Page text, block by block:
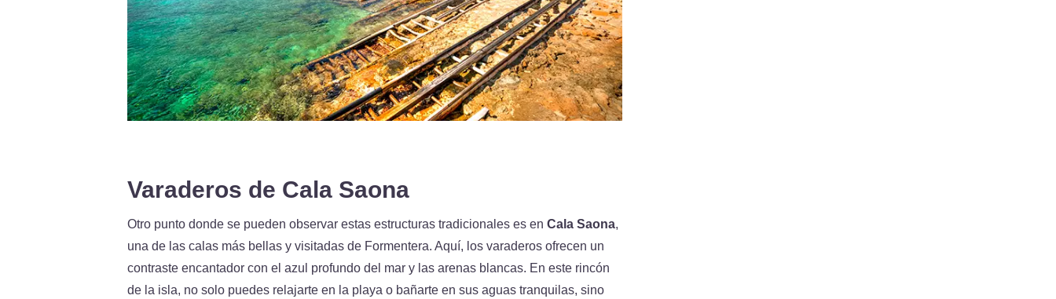
Varaderos de Cala Saona
Otro punto donde se pueden observar estas estructuras tradicionales es en Cala Saona,
una de las calas más bellas y visitadas de Formentera. Aquí, los varaderos ofrecen un
contraste encantador con el azul profundo del mar y las arenas blancas. En este rincón
de la isla, no solo puedes relajarte en la playa o bañarte en sus aguas tranquilas, sino